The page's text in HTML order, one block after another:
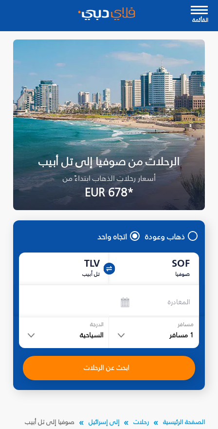
القأئمة
الرحلات من صوفيا إلى تل أبيب
أسعار رحلات الذهاب ابتداءً من
*EUR 678
ذهاب وعودة اتجاه واحد
SOF
صوفيا
TLV
تل أبيب
المغادرة
مسافر
1 مسافر
الدرجة
السياحية
ابحث عن الرحلات
الصفحة الرئيسية رحلات إلى إسرائيل صوفيا إلى تل أبيب